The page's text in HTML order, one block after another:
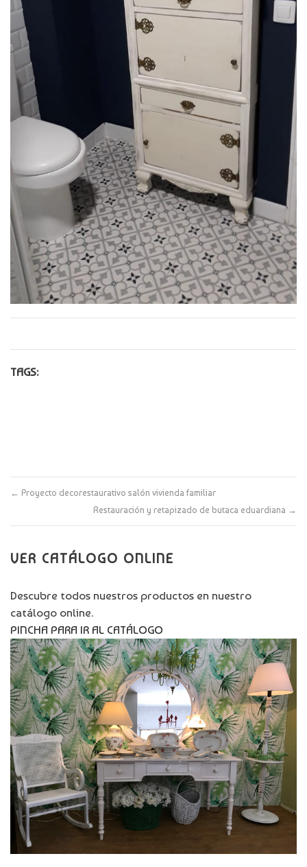
TAGS:
← Proyecto decorestaurativo salón vivienda familiar
Restauración y retapizado de butaca eduardiana →
VER CATÁLOGO ONLINE
Descubre todos nuestros productos en nuestro
catálogo online.
PINCHA PARA IR AL CATÁLOGO